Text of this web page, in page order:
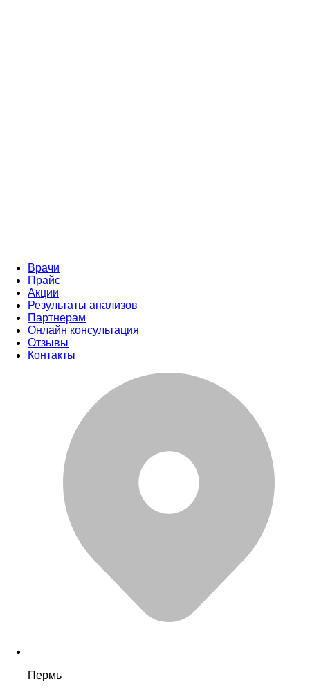
Врачи
Прайс
Акции
Результаты анализов
Партнерам
Онлайн консультация
Отзывы
Контакты
Пермь